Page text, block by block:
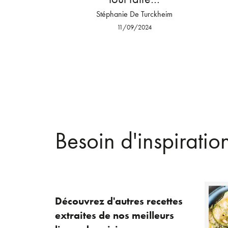
Stéphanie De Turckheim
11/09/2024
Besoin
Découvrez d'autres recettes
extraites de nos meilleurs